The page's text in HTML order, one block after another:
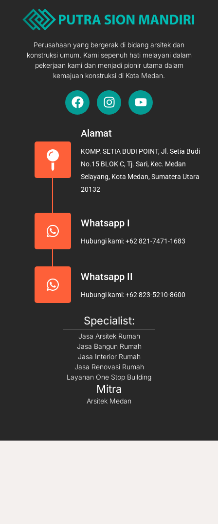
Perusahaan yang bergerak di bidang arsitek dan
konstruksi umum. Kami sepenuh hati melayani dalam
pekerjaan kami dan menjadi pionir utama dalam
kemajuan konstruksi di Kota Medan.
F
a
e
o
o
k
I
n
t
g
r
a
Y
o
b
e
Alamat
KOMP. SETIA BUDI POINT, Jl. Setia Budi
No.15 BLOK C, Tj. Sari, Kec. Medan
Selayang, Kota Medan, Sumatera Utara
20132
Whatsapp I
Hubungi kami: +62 821-7471-1683
Whatsapp II
Hubungi kami: +62 823-5210-8600
Specialist:
Jasa Arsitek Rumah
Jasa Bangun Rumah
Jasa Interior Rumah
Jasa Renovasi Rumah
Layanan One Stop Building
Mitra
Arsitek Medan